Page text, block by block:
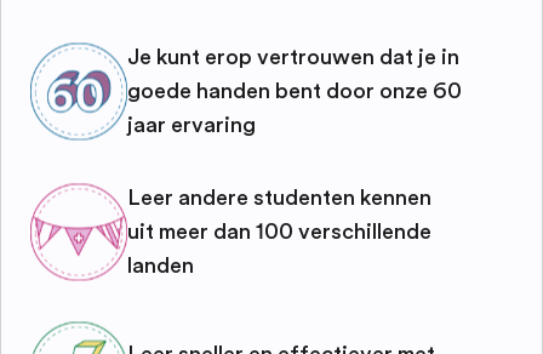
Je kunt erop vertrouwen dat je in
goede handen bent door onze 60
jaar ervaring
Leer andere studenten kennen
uit meer dan 100 verschillende
landen